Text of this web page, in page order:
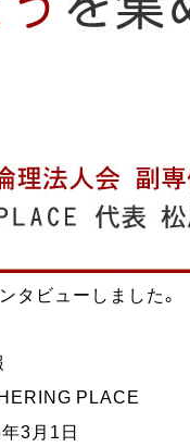
ビューしました。
PLACE
3月1日